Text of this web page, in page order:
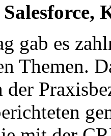
gab es
Themen.
der